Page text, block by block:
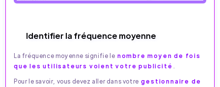
Identifier la fréquence moyenne
La fréquence moyenne signifie le nombre moyen de fois
que les utilisateurs voient votre publicité
Pour le savoir, vous devez aller dans votre gestionnaire de